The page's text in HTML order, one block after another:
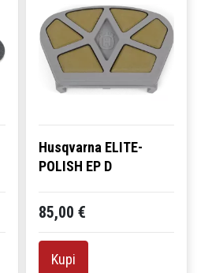
Husqvarna ELITE-
POLISH EP D
85,00 €
Kupi